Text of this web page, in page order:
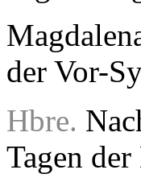
der Vor-
Hbre.
Tagen